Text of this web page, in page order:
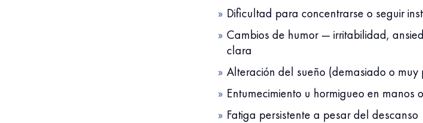
Dificultad para concentrarse o seguir
Cambios de humor — irritabilidad,
clara
Alteración del sueño (demasiado o muy
Entumecimiento u hormigueo en manos
Fatiga persistente a pesar del descanso